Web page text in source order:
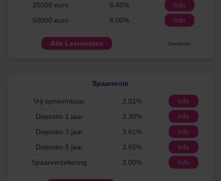
25000 euro 6,40%
Info
50000 euro
6.00% Info
Alle Leenrentes Disclaimer
Spaarrente
Vrij opneembaar 2.01%
Info
Deposito 1 jaar
3.30%
Info
Deposito 3 jaar
3.61%
Info
Deposito 5 jaar
3.65%
Info
Spaarverzekering
2.00% Info